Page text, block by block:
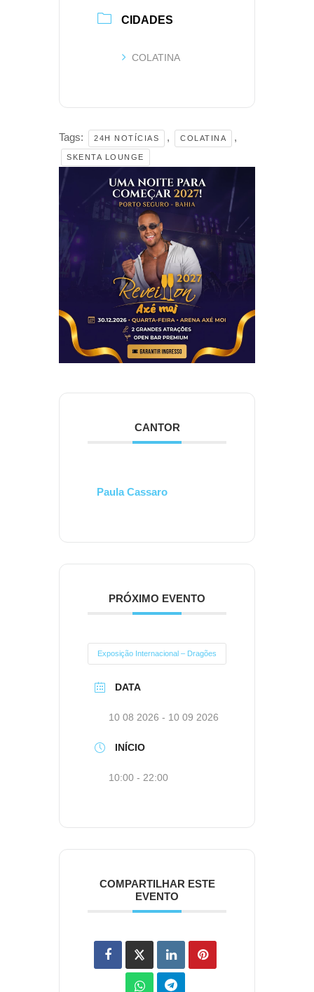
CIDADES
COLATINA
Tags: 24H NOTÍCIAS , COLATINA ,
SKENTA LOUNGE
CANTOR
Paula Cassaro
PRÓXIMO EVENTO
Exposição Internacional – Dragões
DATA
10 08 2026 - 10 09 2026
INÍCIO
10:00 - 22:00
COMPARTILHAR ESTE
EVENTO